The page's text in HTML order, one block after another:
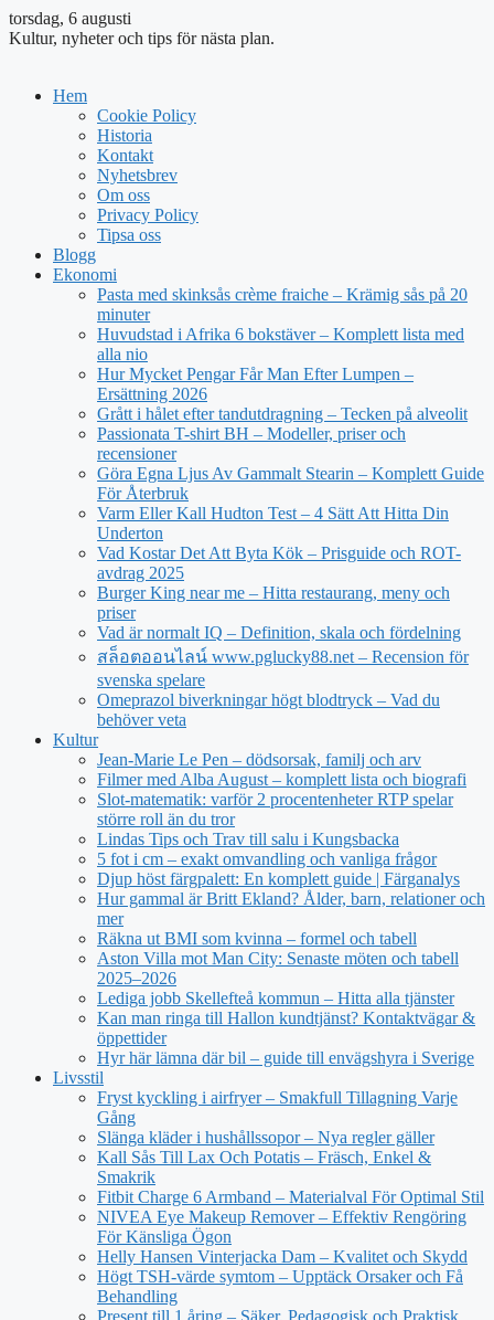
torsdag, 6 augusti
Kultur, nyheter och tips för nästa plan.
Hem
Cookie Policy
Historia
Kontakt
Nyhetsbrev
Om oss
Privacy Policy
Tipsa oss
Blogg
Ekonomi
Pasta med skinksås crème fraiche – Krämig sås på 20
minuter
Huvudstad i Afrika 6 bokstäver – Komplett lista med
alla nio
Hur Mycket Pengar Får Man Efter Lumpen –
Ersättning 2026
Grått i hålet efter tandutdragning – Tecken på alveolit
Passionata T-shirt BH – Modeller, priser och
recensioner
Göra Egna Ljus Av Gammalt Stearin – Komplett Guide
För Återbruk
Varm Eller Kall Hudton Test – 4 Sätt Att Hitta Din
Underton
Vad Kostar Det Att Byta Kök – Prisguide och ROT-
avdrag 2025
Burger King near me – Hitta restaurang, meny och
priser
Vad är normalt IQ – Definition, skala och fördelning
สล็อตออนไลน์ www.pglucky88.net – Recension för
svenska spelare
Omeprazol biverkningar högt blodtryck – Vad du
behöver veta
Kultur
Jean‑Marie Le Pen – dödsorsak, familj och arv
Filmer med Alba August – komplett lista och biografi
Slot-matematik: varför 2 procentenheter RTP spelar
större roll än du tror
Lindas Tips och Trav till salu i Kungsbacka
5 fot i cm – exakt omvandling och vanliga frågor
Djup höst färgpalett: En komplett guide | Färganalys
Hur gammal är Britt Ekland? Ålder, barn, relationer och
mer
Räkna ut BMI som kvinna – formel och tabell
Aston Villa mot Man City: Senaste möten och tabell
2025–2026
Lediga jobb Skellefteå kommun – Hitta alla tjänster
Kan man ringa till Hallon kundtjänst? Kontaktvägar &
öppettider
Hyr här lämna där bil – guide till envägshyra i Sverige
Livsstil
Fryst kyckling i airfryer – Smakfull Tillagning Varje
Gång
Slänga kläder i hushållssopor – Nya regler gäller
Kall Sås Till Lax Och Potatis – Fräsch, Enkel &
Smakrik
Fitbit Charge 6 Armband – Materialval För Optimal Stil
NIVEA Eye Makeup Remover – Effektiv Rengöring
För Känsliga Ögon
Helly Hansen Vinterjacka Dam – Kvalitet och Skydd
Högt TSH-värde symtom – Upptäck Orsaker och Få
Behandling
Present till 1 åring – Säker, Pedagogisk och Praktisk